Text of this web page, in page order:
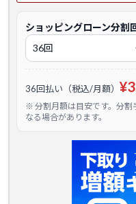
ショッピングローン分割
36回払い（税込/月額）
※ 分割月額は目安です。分割
なる場合があります。